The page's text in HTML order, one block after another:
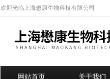
欢迎光临上海懋康生物科技有限公司
网站首页 关于我们